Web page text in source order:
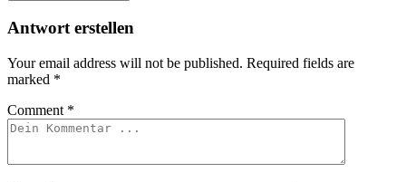
Antwort erstellen
Your email address will not be published. Required fields are
marked *
Comment *